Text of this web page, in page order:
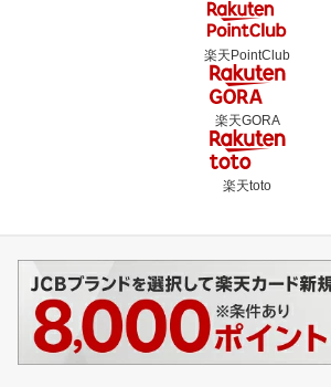
楽天PointClub
楽天GORA
楽天toto